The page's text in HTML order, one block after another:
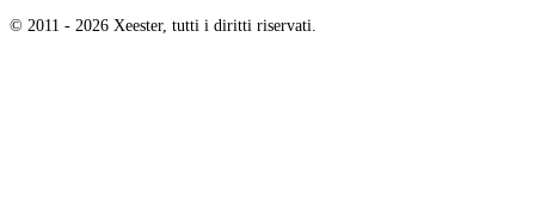
© 2011 - 2026 Xeester, tutti i diritti riservati